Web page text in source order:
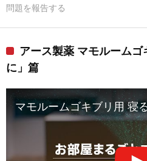
問題を報告する
アース製薬 マモルーム
に」篇
マモルームゴキブリ用 寝